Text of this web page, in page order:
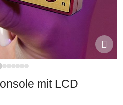
mit LCD